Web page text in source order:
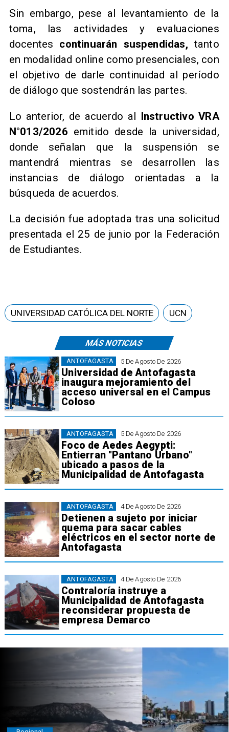
Sin embargo, pese al levantamiento de la
toma, las actividades y evaluaciones
docentes continuarán suspendidas, tanto
en modalidad online como presenciales, con
el objetivo de darle continuidad al período
de diálogo que sostendrán las partes.
Lo anterior, de acuerdo al Instructivo VRA
N°013/2026 emitido desde la universidad,
donde señalan que la suspensión se
mantendrá mientras se desarrollen las
instancias de diálogo orientadas a la
búsqueda de acuerdos.
​La decisión fue adoptada tras una solicitud
presentada el 25 de junio por la Federación
de Estudiantes.
MÁS NOTICIAS
5 De Agosto De 2026
Universidad de Antofagasta
inaugura mejoramiento del
acceso universal en el Campus
Coloso
ANTOFAGASTA
5 De Agosto De 2026
Foco de Aedes Aegypti:
Entierran "Pantano Urbano"
ubicado a pasos de la
Municipalidad de Antofagasta
ANTOFAGASTA
4 De Agosto De 2026
Detienen a sujeto por iniciar
quema para sacar cables
eléctricos en el sector norte de
Antofagasta
ANTOFAGASTA
4 De Agosto De 2026
Contraloría instruye a
Municipalidad de Antofagasta
reconsiderar propuesta de
empresa Demarco
ANTOFAGASTA
UNIVERSIDAD CATÓLICA DEL NORTE UCN